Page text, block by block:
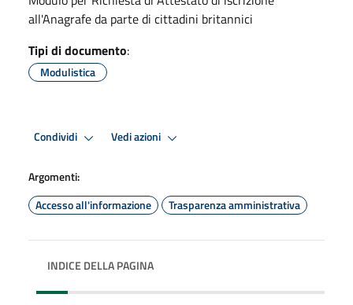
all'Anagrafe da parte di cittadini britannici
Tipi di documento:
Modulistica
Condividi Vedi azioni
Argomenti:
Accesso all'informazione
Trasparenza amministrativa
INDICE DELLA PAGINA